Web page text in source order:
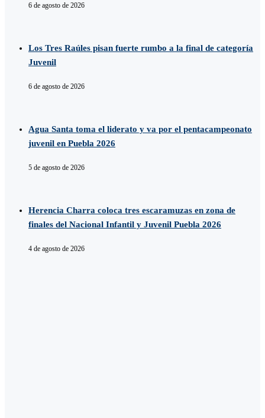
6 de agosto de 2026
Los Tres Raúles pisan fuerte rumbo a la final de categoría
Juvenil
6 de agosto de 2026
Agua Santa toma el liderato y va por el pentacampeonato
juvenil en Puebla 2026
5 de agosto de 2026
Herencia Charra coloca tres escaramuzas en zona de
finales del Nacional Infantil y Juvenil Puebla 2026
4 de agosto de 2026